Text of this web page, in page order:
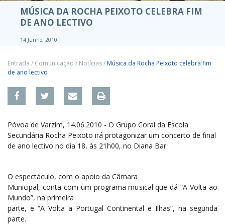
MÚSICA DA ROCHA PEIXOTO CELEBRA FIM
DE ANO LECTIVO
14 Junho, 2010
Entrada / Comunicação / Notícias/Música da Rocha Peixoto celebra fim
de ano lectivo
Póvoa de Varzim, 14.06.2010 - O Grupo Coral da Escola
Secundária Rocha Peixoto irá protagonizar um concerto de final
de ano lectivo no dia 18, às 21h00, no Diana Bar.
O espectáculo, com o apoio da Câmara
Municipal, conta com um programa musical que dá “A Volta ao
Mundo”, na primeira
parte, e “A Volta a Portugal Continental e Ilhas”, na segunda
parte.